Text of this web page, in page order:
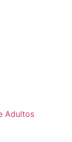
Adultos